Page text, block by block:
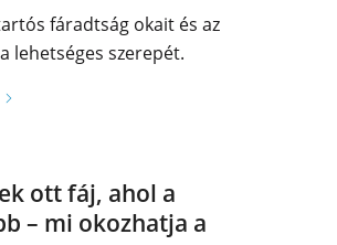
fáradtság okait és az
lehetséges szerepét.
ott fáj, ahol a
– mi okozhatja a